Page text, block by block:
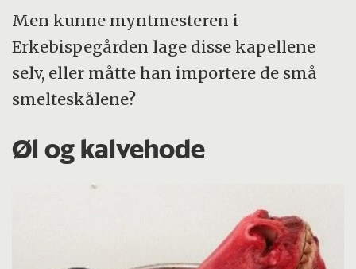
Men kunne myntmesteren i
Erkebispegården lage disse kapellene
selv, eller måtte han importere de små
smelteskålene?
Øl og kalvehode